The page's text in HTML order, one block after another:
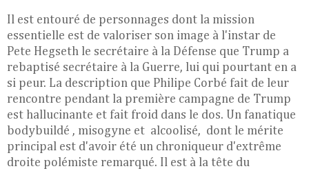
Il est entouré de personnages dont la mission
essentielle est de valoriser son image à l'instar de
Pete Hegseth le secrétaire à la Défense que Trump a
rebaptisé secrétaire à la Guerre, lui qui pourtant en a
si peur. La description que Philipe Corbé fait de leur
rencontre pendant la première campagne de Trump
est hallucinante et fait froid dans le dos. Un fanatique
bodybuildé , misogyne et alcoolisé, dont le mérite
principal est d'avoir été un chroniqueur d'extrême
droite polémiste remarqué. Il est à la tête du